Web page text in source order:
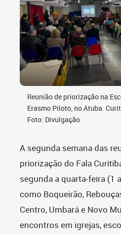
Reunião de priorização na
Erasmo Piloto, no Atuba.
Foto: Divulgação
A segunda semana das
priorização do Fala
segunda a quarta-feira (1
como Boqueirão,
Centro, Umbará e Novo
encontros em igrejas,